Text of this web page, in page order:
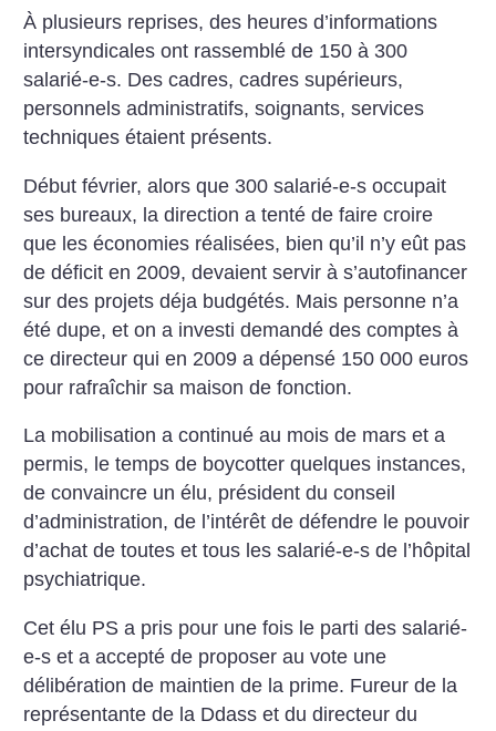
À plusieurs reprises, des heures d’informations
intersyndicales ont rassemblé de 150 à 300
salarié-e-s. Des cadres, cadres supérieurs,
personnels administratifs, soignants, services
techniques étaient présents.
Début février, alors que 300 salarié-e-s occupait
ses bureaux, la direction a tenté de faire croire
que les économies réalisées, bien qu’il n’y eût pas
de déficit en 2009, devaient servir à s’autofinancer
sur des projets déja budgétés. Mais personne n’a
été dupe, et on a investi demandé des comptes à
ce directeur qui en 2009 a dépensé 150 000 euros
pour rafraîchir sa maison de fonction.
La mobilisation a continué au mois de mars et a
permis, le temps de boycotter quelques instances,
de convaincre un élu, président du conseil
d’administration, de l’intérêt de défendre le pouvoir
d’achat de toutes et tous les salarié-e-s de l’hôpital
psychiatrique.
Cet élu PS a pris pour une fois le parti des salarié-
e-s et a accepté de proposer au vote une
délibération de maintien de la prime. Fureur de la
représentante de la Ddass et du directeur du